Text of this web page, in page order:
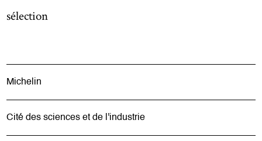
sélection
Michelin
Cité des sciences et de l'industrie